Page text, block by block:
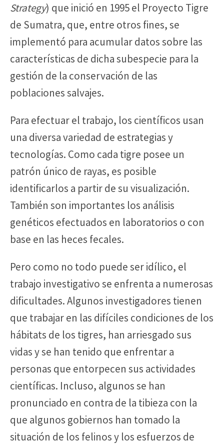
Strategy) que inició en 1995 el Proyecto Tigre
de Sumatra, que, entre otros fines, se
implementó para acumular datos sobre las
características de dicha subespecie para la
gestión de la conservación de las
poblaciones salvajes.
Para efectuar el trabajo, los científicos usan
una diversa variedad de estrategias y
tecnologías. Como cada tigre posee un
patrón único de rayas, es posible
identificarlos a partir de su visualización.
También son importantes los análisis
genéticos efectuados en laboratorios o con
base en las heces fecales.
Pero como no todo puede ser idílico, el
trabajo investigativo se enfrenta a numerosas
dificultades. Algunos investigadores tienen
que trabajar en las difíciles condiciones de los
hábitats de los tigres, han arriesgado sus
vidas y se han tenido que enfrentar a
personas que entorpecen sus actividades
científicas. Incluso, algunos se han
pronunciado en contra de la tibieza con la
que algunos gobiernos han tomado la
situación de los felinos y los esfuerzos de